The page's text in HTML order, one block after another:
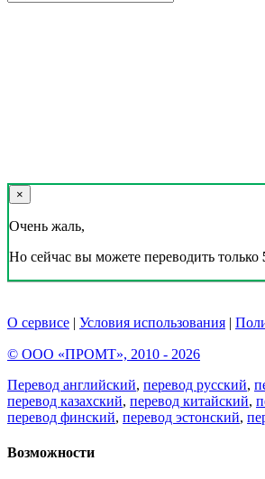
×
Очень жаль,
Но сейчас вы можете переводить только
О сервисе | Условия использования |
© ООО «ПРОМТ», 2010 - 2026
Перевод английский, перевод русский,
перевод казахский, перевод китайский,
перевод финский, перевод эстонский,
Возможности